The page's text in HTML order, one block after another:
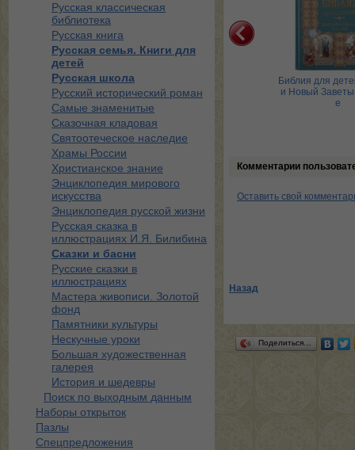
Русская классическая
библиотека
Русская книга
Русская семья. Книги для
детей
Русская школа
Русский исторический роман
Самые знаменитые
Сказочная кладовая
Святоотеческое наследие
Храмы России
Христианское знание
Энциклопедия мирового
искусства
Энциклопедия русской жизни
Русская сказка в
иллюстрациях И.Я. Билибина
Сказки и басни
Русские сказки в
иллюстрациях
Мастера живописи. Золотой
фонд
Памятники культуры
Нескучные уроки
Большая художественная
галерея
История и шедевры
Поиск по выходным данным
Наборы открыток
Пазлы
Спецпредложения
Ладушки. Энциклопедия
детского фольклора
Библия для
и Новый
е
Комментарии
Оставить свой
Назад
Поделиться…